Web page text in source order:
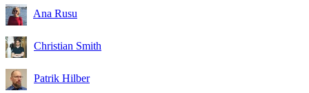
Ana Rusu
Christian Smith
Patrik Hilber